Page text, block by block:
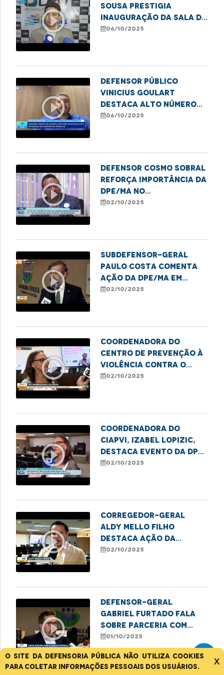
O site da Defensoria Pública não utiliza cookies
para coletar informações pessoais dos usuários.
X
play_circle_outline
Sousa prestigia
inauguração da sala da
DPU em Balsas
06/10/2025
play_circle_outline
Defensor público
Vinicius Goulart
destaca alto número
de atendimentos a
06/10/2025
play_circle_outline
Defensor Cosmo Sobral
reforça importância da
DPE/MA no
enfrentamento à
02/10/2025
play_circle_outline
Subdefensor-geral
Paulo Costa comenta
ação da DPE/MA em
alusão ao Dia da
02/10/2025
play_circle_outline
Coordenadora do
Centro de Prevenção à
Violência contra o
Idoso da DPE/MA, Isabel
pessoa idosa
02/10/2025
play_circle_outline
Coordenadora do
CIAPVI, Izabel Lopizic,
destaca evento da DPE
em alusão ao Dia da
02/10/2025
play_circle_outline
Corregedor-Geral
Aldy Mello Filho
destaca ação da
Defensoria em evento
Pessoa Idosa
02/10/2025
play_circle_outline
Defensor-geral
Gabriel Furtado fala
sobre parceria com
IEMA em projeto
sustentável
01/10/2025